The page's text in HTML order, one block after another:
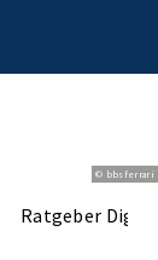
© bbsferrari
Ratgeber